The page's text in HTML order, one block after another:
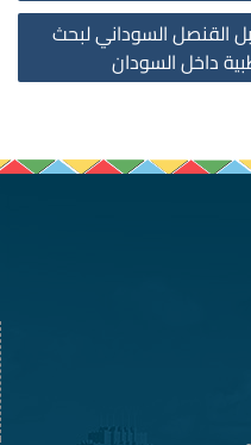
القنصل السوداني لبحث
داخل السودان